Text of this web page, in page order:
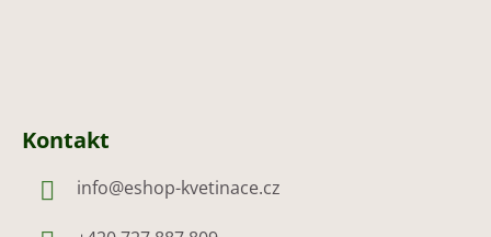
Kontakt
info@eshop-kvetinace.cz